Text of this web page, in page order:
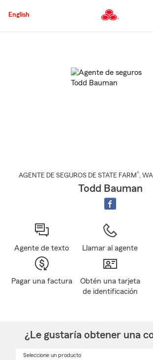
al
principal
English
AGENTE DE SEGUROS DE STATE FARM®,
Todd Bauman
Agente de texto Llamar al agente
Pagar una factura
Obtén una tarjeta
de identificación
¿Le gustaría obtener una
Seleccione un producto